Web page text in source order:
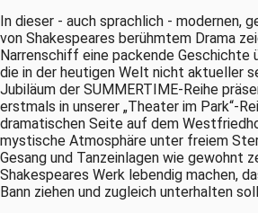
In dieser - auch sprachlich - modernen,
von Shakespeares berühmtem Drama
Narrenschiff eine packende Geschichte
die in der heutigen Welt nicht aktueller
Jubiläum der SUMMERTIME-Reihe
erstmals in unserer „Theater im Park“-
dramatischen Seite auf dem
mystische Atmosphäre unter freiem
Gesang und Tanzeinlagen wie gewohnt
Shakespeares Werk lebendig machen,
Bann ziehen und zugleich unterhalten